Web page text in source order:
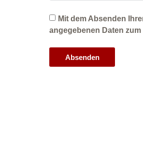
Mit dem Absenden
angegebenen Daten
Absenden